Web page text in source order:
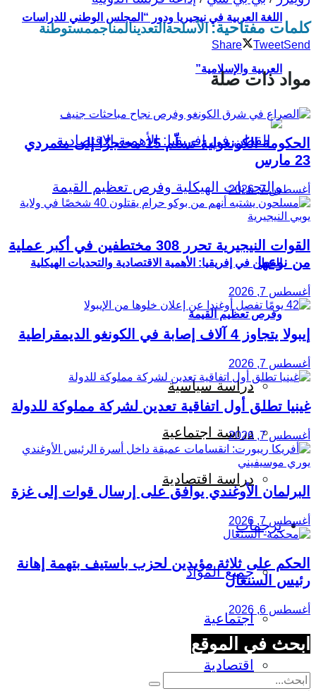
اللغة العربية في نيجيريا ودور “المجلس الوطني للدراسات
العربية والإسلامية”
القطن في إفريقيا: الأهمية الاقتصادية والتحديات الهيكلية
وفرص تعظيم القيمة
دراسة سياسية
دراسة اجتماعية
دراسة اقتصادية
ترجمات
جميع المواد
اجتماعية
اقتصادية
كلمات مفتاحية: الأسلحة التعدينالمناجممستوطنة
Share TweetSend
مواد ذات صلة
الحكومة الكونغولية تسلّم 15 محتجزًا إلى متمردي
23 مارس
أغسطس 7, 2026
القوات النيجيرية تحرر 308 مختطفين في أكبر عملية
من نوعها
أغسطس 7, 2026
إيبولا يتجاوز 4 آلاف إصابة في الكونغو الديمقراطية
أغسطس 7, 2026
غينيا تطلق أول اتفاقية تعدين لشركة مملوكة للدولة
أغسطس 7, 2026
البرلمان الأوغندي يوافق على إرسال قوات إلى غزة
أغسطس 7, 2026
الحكم على ثلاثة مؤيدين لحزب باستيف بتهمة إهانة
رئيس السنغال
أغسطس 6, 2026
ابحث في الموقع